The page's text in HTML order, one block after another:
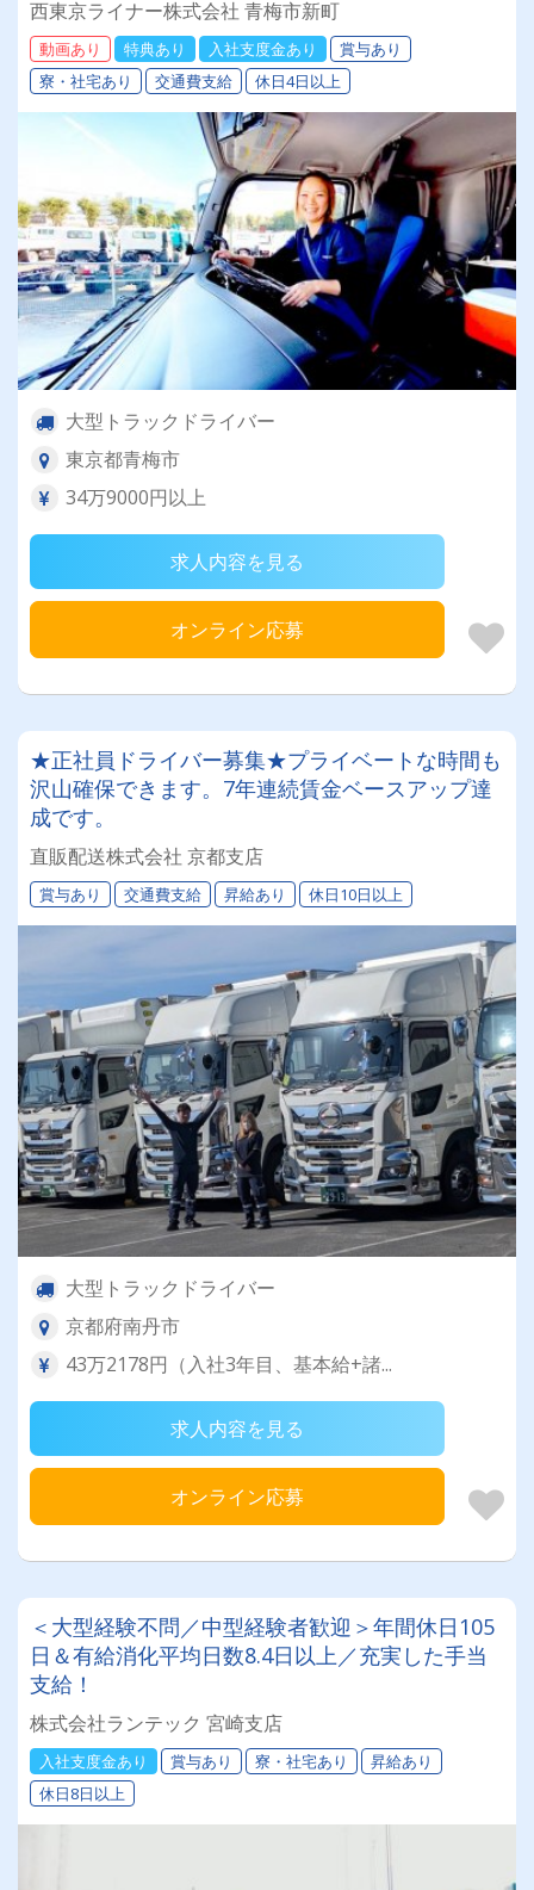
西東京ライナー株式会社 青梅市新町
動画あり 特典あり 入社支度金あり
賞与あり
寮・社宅あり
交通費支給 休日4日以上
大型トラックドライバー
東京都青梅市
34万9000円以上
求人内容を見る
オンライン応募
★正社員ドライバー募集★プライベートな時間も
沢山確保できます。7年連続賃金ベースアップ達
成です。
直販配送株式会社 京都支店
賞与あり 交通費支給 昇給あり 休日10日以上
大型トラックドライバー
京都府南丹市
43万2178円（入社3年目、基本給+諸...
求人内容を見る
オンライン応募
＜大型経験不問／中型経験者歓迎＞年間休日105
日＆有給消化平均日数8.4日以上／充実した手当
支給！
株式会社ランテック 宮崎支店
入社支度金あり 賞与あり 寮・社宅あり
昇給あり
休日8日以上